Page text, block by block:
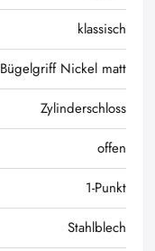
klassisch
Bügelgriff Nickel matt
Zylinderschloss
offen
1-Punkt
Stahlblech